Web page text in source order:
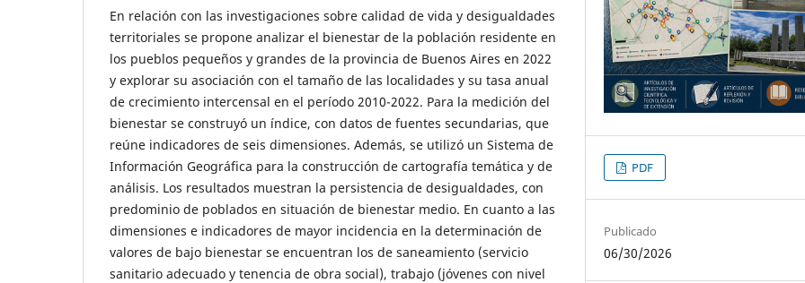
En relación con las investigaciones sobre calidad de vida y desigualdades
territoriales se propone analizar el bienestar de la población residente en
los pueblos pequeños y grandes de la provincia de Buenos Aires en 2022
y explorar su asociación con el tamaño de las localidades y su tasa anual
de crecimiento intercensal en el período 2010-2022. Para la medición del
bienestar se construyó un índice, con datos de fuentes secundarias, que
reúne indicadores de seis dimensiones. Además, se utilizó un Sistema de
Información Geográfica para la construcción de cartografía temática y de
análisis. Los resultados muestran la persistencia de desigualdades, con
predominio de poblados en situación de bienestar medio. En cuanto a las
dimensiones e indicadores de mayor incidencia en la determinación de
valores de bajo bienestar se encuentran los de saneamiento (servicio
sanitario adecuado y tenencia de obra social), trabajo (jóvenes con nivel
PDF
Publicado
06/30/2026